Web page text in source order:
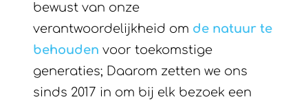
bewust van onze
verantwoordelijkheid om de natuur te
behouden voor toekomstige
generaties; Daarom zetten we ons
sinds 2017 in om bij elk bezoek een